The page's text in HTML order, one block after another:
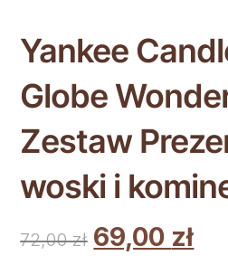
Yankee
Globe
Zestaw
woski i
72,00zł 69,00 zł